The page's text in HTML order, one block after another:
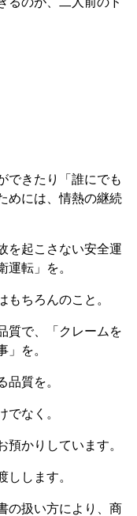
できたり「誰にでも
めには、情熱の継続
を起こさない安全運
運転」を。
もちろんのこと。
質で、「クレームを
」を。
品質を。
でなく。
かりしています。
しします。
の扱い方により、商